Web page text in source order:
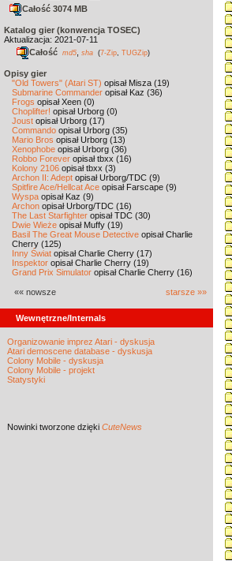
Całość 3074 MB
Katalog gier (konwencja TOSEC)
Aktualizacja: 2021-07-11
Całość md5 sha (7-Zip TUGZip)
Opisy gier
"Old Towers" (Atari ST) opisał Misza (19)
Submarine Commander opisał Kaz (36)
Frogs opisał Xeen (0)
Choplifter! opisał Urborg (0)
Joust opisał Urborg (17)
Commando opisał Urborg (35)
Mario Bros opisał Urborg (13)
Xenophobe opisał Urborg (36)
Robbo Forever opisał tbxx (16)
Kolony 2106 opisał tbxx (3)
Archon II: Adept opisał Urborg/TDC (9)
Spitfire Ace/Hellcat Ace opisał Farscape (9)
Wyspa opisał Kaz (9)
Archon opisał Urborg/TDC (16)
The Last Starfighter opisał TDC (30)
Dwie Wieże opisał Muffy (19)
Basil The Great Mouse Detective opisał Charlie
Cherry (125)
Inny Świat opisał Charlie Cherry (17)
Inspektor opisał Charlie Cherry (19)
Grand Prix Simulator opisał Charlie Cherry (16)
«« nowsze starsze »»
Wewnętrzne/Internals
Organizowanie imprez Atari - dyskusja
Atari demoscene database - dyskusja
Colony Mobile - dyskusja
Colony Mobile - projekt
Statystyki
Nowinki tworzone dzięki CuteNews